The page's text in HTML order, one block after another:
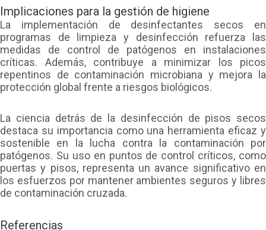
Implicaciones para la gestión de higiene
La implementación de desinfectantes secos en
programas de limpieza y desinfección refuerza las
medidas de control de patógenos en instalaciones
críticas. Además, contribuye a minimizar los picos
repentinos de contaminación microbiana y mejora la
protección global frente a riesgos biológicos.
La ciencia detrás de la desinfección de pisos secos
destaca su importancia como una herramienta eficaz y
sostenible en la lucha contra la contaminación por
patógenos. Su uso en puntos de control críticos, como
puertas y pisos, representa un avance significativo en
los esfuerzos por mantener ambientes seguros y libres
de contaminación cruzada.
Referencias